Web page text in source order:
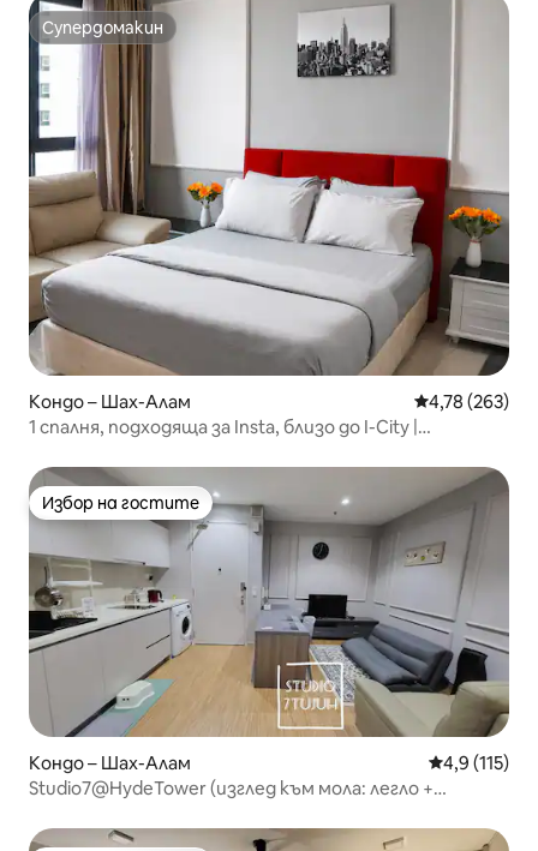
Супердомакин
Супердомакин
Кондо – Шах-Алам Средна
4,78 (263)
1 спалня, подходяща за Insta, близо до I-City |
Избор на гостите
Избор на гостите
Кондо – Шах-Алам Средна
4,9 (115)
Studio7@HydeTower (изглед към мола: легло +